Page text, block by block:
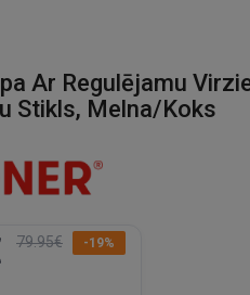
Ar Regulējamu
Stikls, Melna/koks
79.95€ -19%